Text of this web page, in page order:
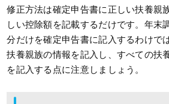
修正方法は確定申告書に正しい扶養親
しい控除額を記載するだけです。年末
分だけを確定申告書に記入するわけで
扶養親族の情報を記入し、すべての扶
を記入する点に注意しましょう。